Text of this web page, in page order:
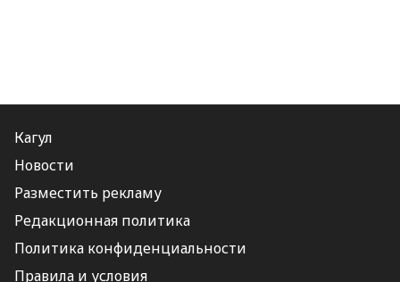
Кагул
Новости
Разместить рекламу
Редакционная политика
Политика конфиденциальности
Правила и условия